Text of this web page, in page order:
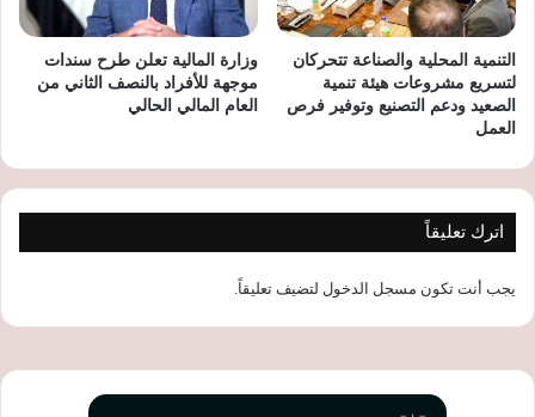
التنمية المحلية والصناعة تتحركان
لتسريع مشروعات هيئة تنمية
الصعيد ودعم التصنيع وتوفير فرص
العمل
وزارة المالية تعلن طرح سندات
موجهة للأفراد بالنصف الثاني من
العام المالي الحالي
اترك تعليقاً
يجب أنت تكون مسجل الدخول لتضيف تعليقاً.